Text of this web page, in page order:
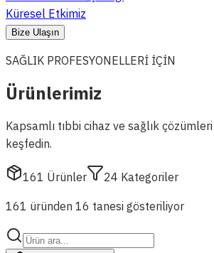
Küresel Etkimiz
Bize Ulaşın
SAĞLIK PROFESYONELLERİ İÇİN
Ürünlerimiz
Kapsamlı tıbbi cihaz ve sağlık
keşfedin.
161 Ürünler 24 Kategoriler
161 üründen 16 tanesi gösteriliyor